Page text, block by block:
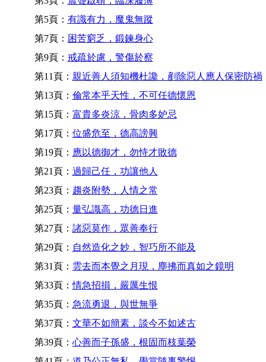
第5頁： 有識有力，魔鬼無蹤
第7頁： 困苦窮乏，鍛鍊身心
第9頁： 戒疏於慮，警傷於察
第11頁： 親近善人須知機杜讒，剷除惡人應人保密防禍
第13頁： 倫常本乎天性，不可任德懷恩
第15頁： 富貴多炎涼，骨肉多妒忌
第17頁： 位盛危至，德高謗興
第19頁： 應以德御才，勿恃才敗德
第21頁： 過歸己任，功讓他人
第23頁： 趨炎附勢，人情之常
第25頁： 量弘識高，功德日進
第27頁： 諸惡莫作，眾善奉行
第29頁： 自然造化之妙，智巧所不能及
第31頁： 雲去而本覺之月現，塵拂而真如之鏡明
第33頁：情急招損，嚴厲生恨
第35頁： 急流勇退，與世無爭
第37頁： 文華不如簡素，談今不如述古
第39頁： 心善而子孫盛，根固而枝葉榮